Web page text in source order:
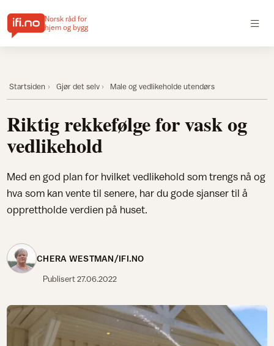
Norsk råd for
hjem og bygg
Startsiden Gjør det selv Male og vedlikeholde utendørs
Riktig rekkefølge for vask og
vedlikehold
Med en god plan for hvilket vedlikehold som trengs nå og
hva som kan vente til senere, har du gode sjanser til å
opprettholde verdien på huset.
CHERA WESTMAN/IFI.NO
Publisert27.06.2022